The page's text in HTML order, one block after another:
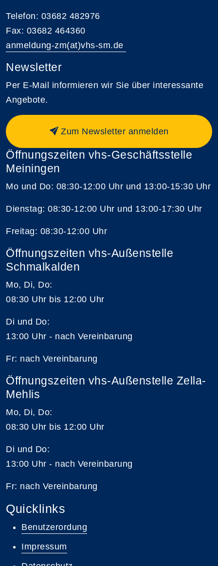
Telefon: 03682 482976
Fax: 03682 464360
anmeldung-zm(at)vhs-sm.de
Newsletter
Per E-Mail informieren wir Sie über interessante
Angebote.
Zum Newsletter anmelden
Öffnungszeiten vhs-Geschäftsstelle
Meiningen
Mo und Do: 08:30-12:00 Uhr und 13:00-15:30 Uhr
Dienstag: 08:30-12:00 Uhr und 13:00-17:30 Uhr
Freitag: 08:30-12:00 Uhr
Öffnungszeiten vhs-Außenstelle
Schmalkalden
Mo, Di, Do:
08:30 Uhr bis 12:00 Uhr
Di und Do:
13:00 Uhr - nach Vereinbarung
Fr: nach Vereinbarung
Öffnungszeiten vhs-Außenstelle Zella-
Mehlis
Mo, Di, Do:
08:30 Uhr bis 12:00 Uhr
Di und Do:
13:00 Uhr - nach Vereinbarung
Fr: nach Vereinbarung
Quicklinks
Benutzerordung
Impressum